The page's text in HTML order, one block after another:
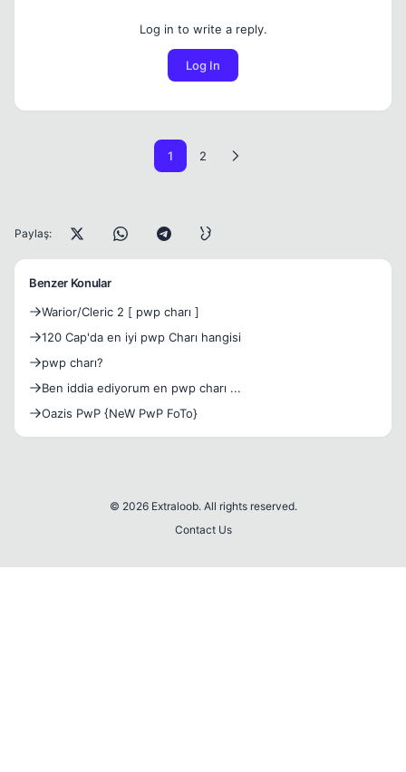
Log in to write a reply.
Log In
1 2
Paylaş:
Benzer Konular
Warior/Cleric 2 [ pwp charı ]
120 Cap'da en iyi pwp Charı hangisi
pwp charı?
Ben iddia ediyorum en pwp charı ...
Oazis PwP {NeW PwP FoTo}
© 2026 Extraloob. All rights reserved.
Contact Us